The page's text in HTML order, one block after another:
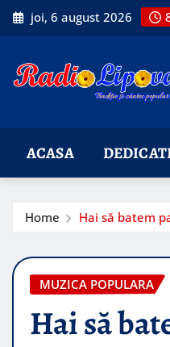
Skip
to
joi, 6 august 2026
ACASA
Home Hai să batem
MUZICA POPULARA
Hai să